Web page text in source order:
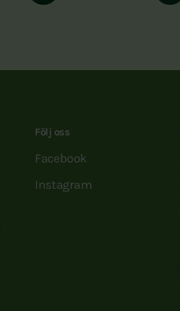
Följ oss
Facebook
Instagram